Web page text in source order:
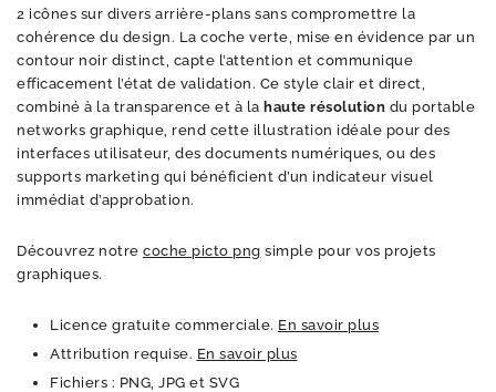
2 icônes sur divers arrière-plans sans compromettre la
cohérence du design. La coche verte, mise en évidence par un
contour noir distinct, capte l’attention et communique
efficacement l’état de validation. Ce style clair et direct,
combiné à la transparence et à la haute résolution du portable
networks graphique, rend cette illustration idéale pour des
interfaces utilisateur, des documents numériques, ou des
supports marketing qui bénéficient d’un indicateur visuel
immédiat d’approbation.
Découvrez notre coche picto png simple pour vos projets
graphiques.
Licence gratuite commerciale. En savoir plus
Attribution requise. En savoir plus
Fichiers : PNG, JPG et SVG